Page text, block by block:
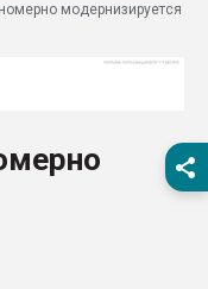
Помощь в подборе
Вакуум-формовочные
первый план в
пластмасс
модернизируется